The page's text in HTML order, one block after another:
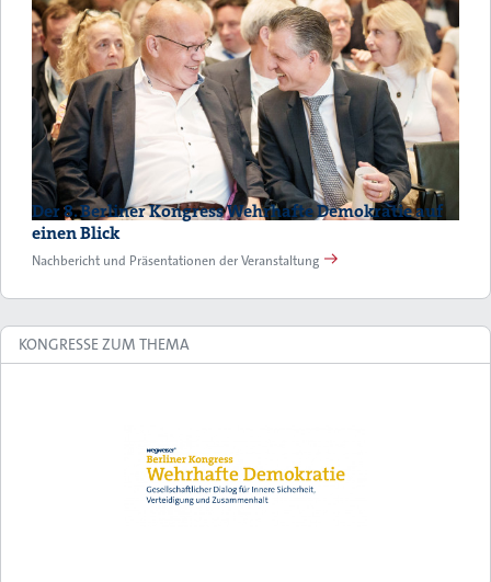
Der 8. Berliner Kongress Wehrhafte Demokratie auf
einen Blick
Nachbericht und Präsentationen der Veranstaltung
KONGRESSE ZUM THEMA